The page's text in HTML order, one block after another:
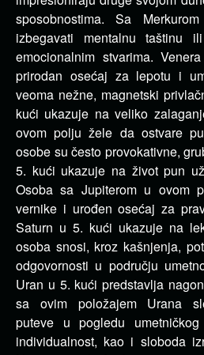
sposobnostima. Sa
izbegavati mentalnu taštinu
emocionalnim stvarima.
prirodan osećaj za lepotu i
veoma nežne, magnetski
kući ukazuje na veliko
ovom polju žele da ostvare
osobe su često provokativne,
5. kući ukazuje na život pun
Osoba sa Jupiterom u ovom
vernike i urođen osećaj za
Saturn u 5. kući ukazuje na
osoba snosi, kroz kašnjenja,
odgovornosti u području
Uran u 5. kući predstavlja
sa ovim položajem Urana
puteve u pogledu
individualnost, kao i sloboda